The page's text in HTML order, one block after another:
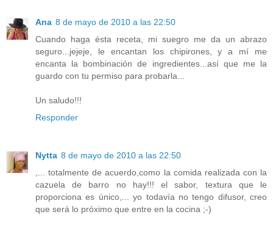
Ana 8 de mayo de 2010 a las 22:50
Cuando haga ésta receta, mi suegro me da un abrazo
seguro...jejeje, le encantan los chipirones, y a mí me
encanta la bombinación de ingredientes...así que me la
guardo con tu permiso para probarla...
Un saludo!!!
Responder
Nytta 8 de mayo de 2010 a las 22:50
,... totalmente de acuerdo,como la comida realizada con la
cazuela de barro no hay!!! el sabor, textura que le
proporciona es único,... yo todavía no tengo difusor, creo
que será lo próximo que entre en la cocina ;-)